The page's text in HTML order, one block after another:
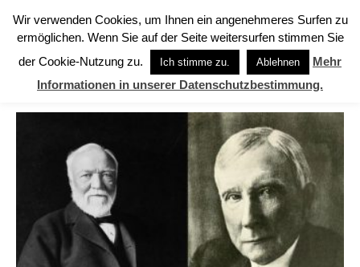
Start Schlagworte Andrew Carnegie
SCHLAGWORTE: Andrew Carnegie
Wir verwenden Cookies, um Ihnen ein angenehmeres Surfen zu
ermöglichen. Wenn Sie auf der Seite weitersurfen stimmen Sie
der Cookie-Nutzung zu.
Ich stimme zu. Ablehnen
Mehr
Informationen in unserer Datenschutzbestimmung.